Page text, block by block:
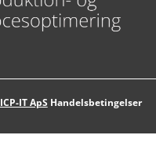
ICP-IT ApS Handelsbetingelser